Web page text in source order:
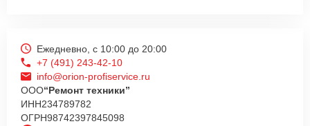
Ежедневно, с 10:00 до 20:00
+7 (491) 243-42-10
info@orion-profiservice.ru
ООО“Ремонт техники”
ИНН234789782
ОГРН98742397845098